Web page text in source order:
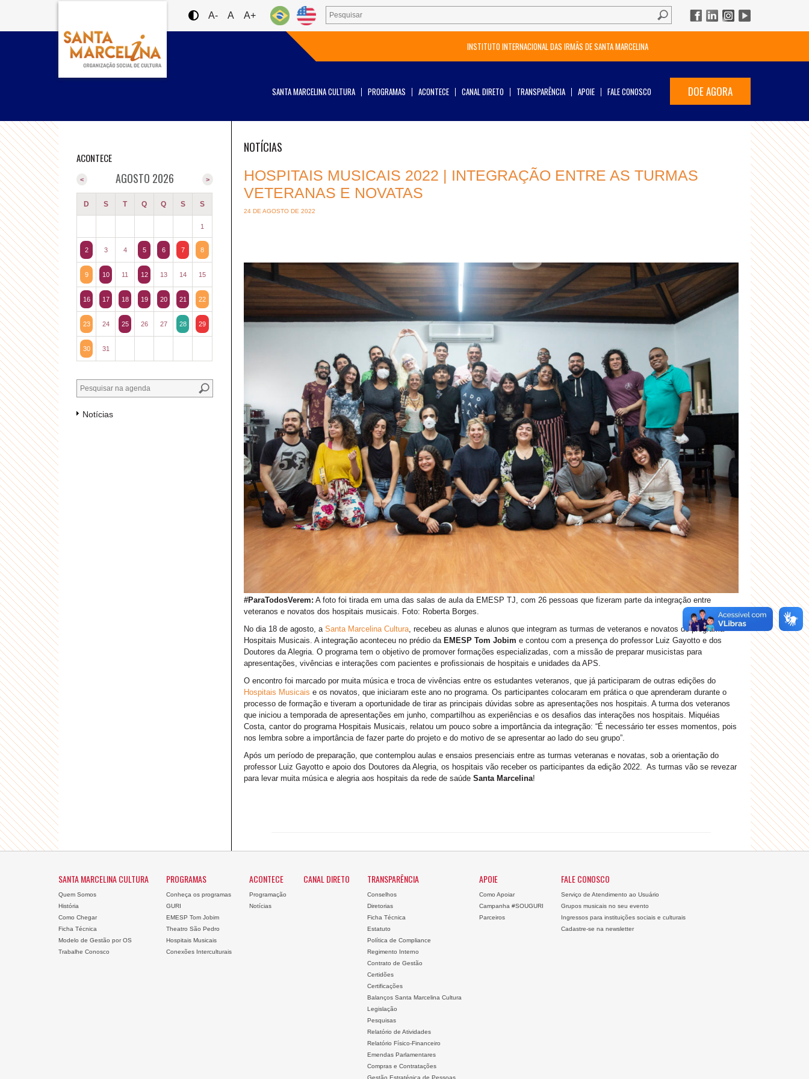
A- A A+
INSTITUTO INTERNACIONAL DAS IRMÃS DE SANTA MARCELINA
DOE AGORA
SANTA MARCELINA CULTURA PROGRAMAS ACONTECE CANAL DIRETO TRANSPARÊNCIA APOIE FALE CONOSCO
NOTÍCIAS
HOSPITAIS MUSICAIS 2022 | INTEGRAÇÃO ENTRE AS TURMAS
VETERANAS E NOVATAS
24 DE AGOSTO DE 2022
#ParaTodosVerem: A foto foi tirada em uma das salas de aula da EMESP TJ, com 26 pessoas que fizeram parte da integração entre
veteranos e novatos dos hospitais musicais. Foto: Roberta Borges.
No dia 18 de agosto, a Santa Marcelina Cultura, recebeu as alunas e alunos que integram as turmas de veteranos e novatos do programa
Hospitais Musicais. A integração aconteceu no prédio da EMESP Tom Jobim e contou com a presença do professor Luiz Gayotto e dos
Doutores da Alegria. O programa tem o objetivo de promover formações especializadas, com a missão de preparar musicistas para
apresentações, vivências e interações com pacientes e profissionais de hospitais e unidades da APS.
O encontro foi marcado por muita música e troca de vivências entre os estudantes veteranos, que já participaram de outras edições do
Hospitais Musicais e os novatos, que iniciaram este ano no programa. Os participantes colocaram em prática o que aprenderam durante o
processo de formação e tiveram a oportunidade de tirar as principais dúvidas sobre as apresentações nos hospitais. A turma dos veteranos
que iniciou a temporada de apresentações em junho, compartilhou as experiências e os desafios das interações nos hospitais. Miquéias
Costa, cantor do programa Hospitais Musicais, relatou um pouco sobre a importância da integração: “É necessário ter esses momentos, pois
nos lembra sobre a importância de fazer parte do projeto e do motivo de se apresentar ao lado do seu grupo”.
Após um período de preparação, que contemplou aulas e ensaios presenciais entre as turmas veteranas e novatas, sob a orientação do
professor Luiz Gayotto e apoio dos Doutores da Alegria, os hospitais vão receber os participantes da edição 2022. As turmas vão se revezar
para levar muita música e alegria aos hospitais da rede de saúde Santa Marcelina!
ACONTECE
AGOSTO 2026 >
<
D S T Q Q S S
1
2 3 4 5 6 7 8
9 10 11 12 13 14 15
16 17 18 19 20 21 22
23 24 25 26 27 28 29
30 31
Notícias
SANTA MARCELINA CULTURA
Quem Somos
História
Como Chegar
Ficha Técnica
Modelo de Gestão por OS
Trabalhe Conosco
PROGRAMAS
Conheça os programas
GURI
EMESP Tom Jobim
Theatro São Pedro
Hospitais Musicais
Conexões Interculturais
ACONTECE
Programação
Notícias
CANAL DIRETO TRANSPARÊNCIA
Conselhos
Diretorias
Ficha Técnica
Estatuto
Política de Compliance
Regimento Interno
Contrato de Gestão
Certidões
Certificações
Balanços Santa Marcelina Cultura
Legislação
Pesquisas
Relatório de Atividades
Relatório Físico-Financeiro
Emendas Parlamentares
Compras e Contratações
Gestão Estratégica de Pessoas
APOIE
Como Apoiar
Campanha #SOUGURI
Parceiros
FALE CONOSCO
Serviço de Atendimento ao Usuário
Grupos musicais no seu evento
Ingressos para instituições sociais e culturais
Cadastre-se na newsletter